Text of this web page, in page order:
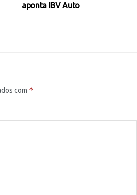
aponta IBV Auto
com *